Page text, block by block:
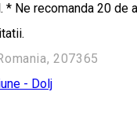
* Ne recomanda 20 de
207365
- Dolj